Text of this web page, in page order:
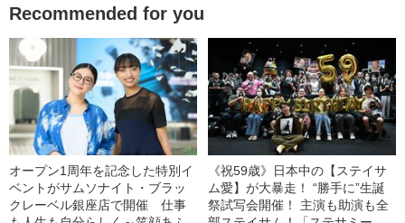
Recommended for you
オープン1周年を記念した特別イ
ベントがサムソナイト・ブラッ
クレーベル銀座店で開催 仕事
《祝59歳》日本中の【ステイサ
ム愛】が大暴走！ “勝手に”生誕
祭試写会開催！ 主演も助演も全